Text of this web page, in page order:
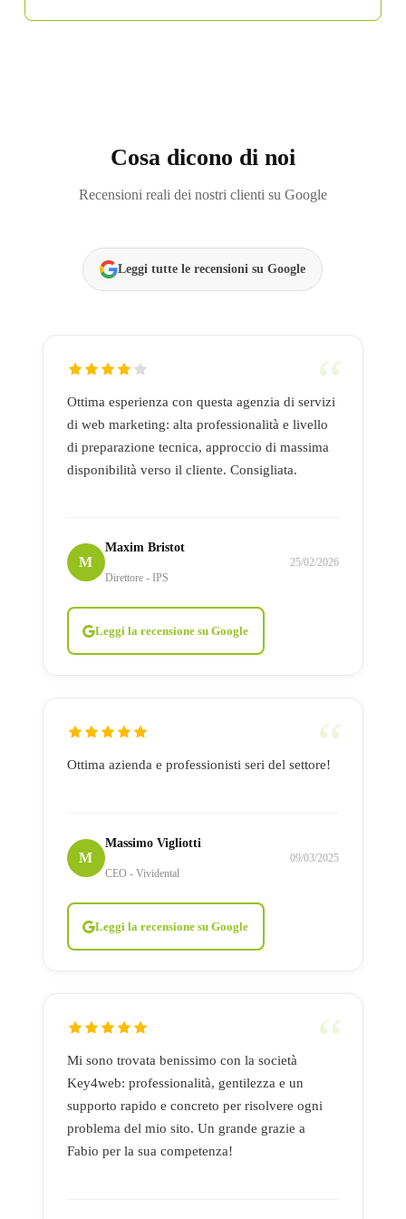
Cosa dicono di noi
Recensioni reali dei nostri clienti su Google
Leggi tutte le recensioni su Google
Ottima esperienza con questa agenzia di servizi
di web marketing: alta professionalità e livello
di preparazione tecnica, approccio di massima
disponibilità verso il cliente. Consigliata.
M
Maxim Bristot
Direttore - IPS
25/02/2026
Leggi la recensione su Google
Ottima azienda e professionisti seri del settore!
M
Massimo Vigliotti
CEO - Vividental
09/03/2025
Leggi la recensione su Google
Mi sono trovata benissimo con la società
Key4web: professionalità, gentilezza e un
supporto rapido e concreto per risolvere ogni
problema del mio sito. Un grande grazie a
Fabio per la sua competenza!